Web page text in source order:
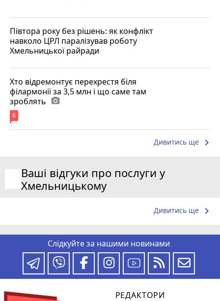
Півтора року без рішень: як конфлікт
навколо ЦРЛ паралізував роботу
Хмельницької райради
Хто відремонтує перехрестя біля
філармонії за 3,5 млн і що саме там
зроблять photo_camera
6
Дивитись ще keyboard_arrow_right
Ваші відгуки про послуги у
Хмельницькому
Дивитись ще keyboard_arrow_right
Слідкуйте за нашими новинами
РЕДАКТОРИ